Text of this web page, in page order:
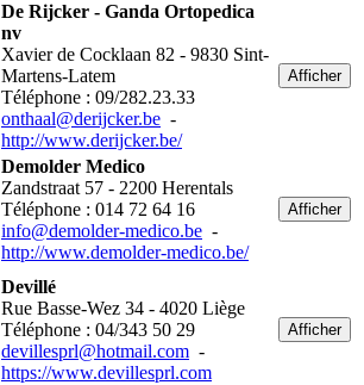
De Rijcker - Ganda Ortopedica
nv
Xavier de Cocklaan 82 - 9830 Sint-
Martens-Latem
Téléphone : 09/282.23.33
onthaal@derijcker.be -
http://www.derijcker.be/
Afficher
Demolder Medico
Zandstraat 57 - 2200 Herentals
Téléphone : 014 72 64 16
info@demolder-medico.be -
http://www.demolder-medico.be/
Afficher
Devillé
Rue Basse-Wez 34 - 4020 Liège
Téléphone : 04/343 50 29
devillesprl@hotmail.com -
https://www.devillesprl.com
Afficher